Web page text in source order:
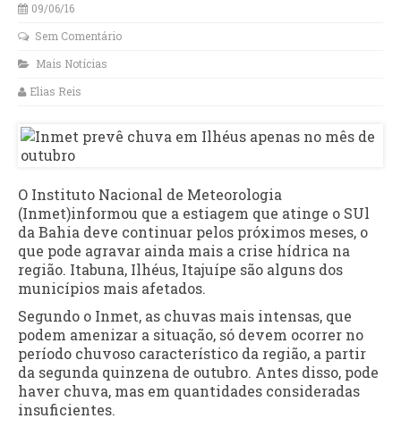
09/06/16
Sem Comentário
Mais Notícias
Elias Reis
O Instituto Nacional de Meteorologia
(Inmet)informou que a estiagem que atinge o SUl
da Bahia deve continuar pelos próximos meses, o
que pode agravar ainda mais a crise hídrica na
região. Itabuna, Ilhéus, Itajuípe são alguns dos
municípios mais afetados.
Segundo o Inmet, as chuvas mais intensas, que
podem amenizar a situação, só devem ocorrer no
período chuvoso característico da região, a partir
da segunda quinzena de outubro. Antes disso, pode
haver chuva, mas em quantidades consideradas
insuficientes.